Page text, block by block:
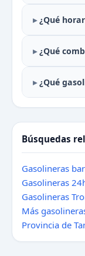
¿Qué
¿Qué
¿Qué
Búsquedas
Gasolineras
Gasolineras
Gasolineras
Más
Provincia de